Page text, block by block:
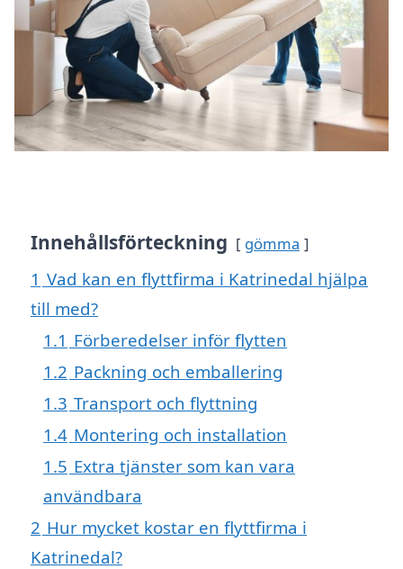
Innehållsförteckning gömma
1 Vad kan en flyttfirma i Katrinedal hjälpa
till med?
1.1 Förberedelser inför flytten
1.2 Packning och emballering
1.3 Transport och flyttning
1.4 Montering och installation
1.5 Extra tjänster som kan vara
användbara
2 Hur mycket kostar en flyttfirma i
Katrinedal?